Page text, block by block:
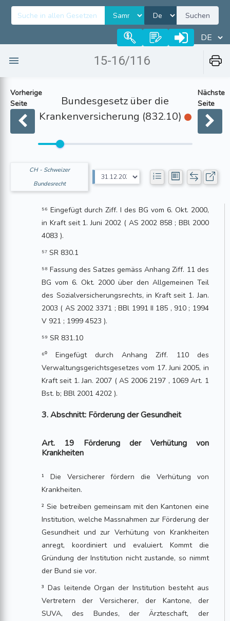
Suchen
15-16/116
Vorherige
Seite
Bundesgesetz über die
Krankenversicherung (832.10)
Nächste
Seite
CH - Schweizer
Bundesrecht
⁵⁶ Eingefügt durch Ziff. I des BG vom 6. Okt. 2000,
in Kraft seit 1. Juni 2002 ( AS 2002 858 ; BBl 2000
4083 ).
⁵⁷ SR 830.1
⁵⁸ Fassung des Satzes gemäss Anhang Ziff. 11 des
BG vom 6. Okt. 2000 über den Allgemeinen Teil
des Sozialversicherungsrechts, in Kraft seit 1. Jan.
2003 ( AS 2002 3371 ; BBl 1991 II 185 , 910 ; 1994
V 921 ; 1999 4523 ).
⁵⁹ SR 831.10
⁶⁰ Eingefügt durch Anhang Ziff. 110 des
Verwaltungsgerichtsgesetzes vom 17. Juni 2005, in
Kraft seit 1. Jan. 2007 ( AS 2006 2197 , 1069 Art. 1
Bst. b; BBl 2001 4202 ).
3. Abschnitt: Förderung der Gesundheit
Art. 19 Förderung der Verhütung von
Krankheiten
¹ Die Versicherer fördern die Verhütung von
Krankheiten.
² Sie betreiben gemeinsam mit den Kantonen eine
Institution, welche Massnahmen zur Förderung der
Gesundheit und zur Verhütung von Krankheiten
anregt, koordiniert und evaluiert. Kommt die
Gründung der Institution nicht zustande, so nimmt
der Bund sie vor.
³ Das leitende Organ der Institution besteht aus
Vertretern der Versicherer, der Kantone, der
SUVA, des Bundes, der Ärzteschaft, der